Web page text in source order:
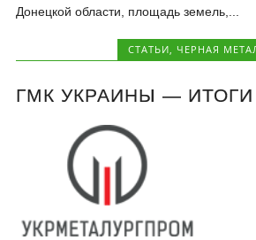
Донецкой области, площадь земель,...
CТАТЬИ ЧЕРНАЯ
ГМК УКРАИНЫ — ИТОГИ